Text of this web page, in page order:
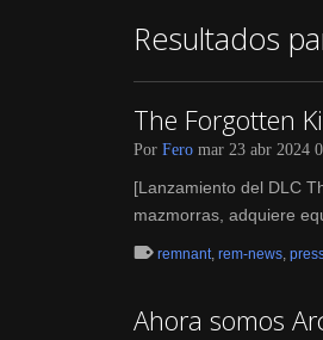
Resultados
The Forgotten
Por Fero mar 23 abr 2024
[Lanzamiento del DLC
mazmorras, adquiere
remnant, rem-news,
Ahora somos